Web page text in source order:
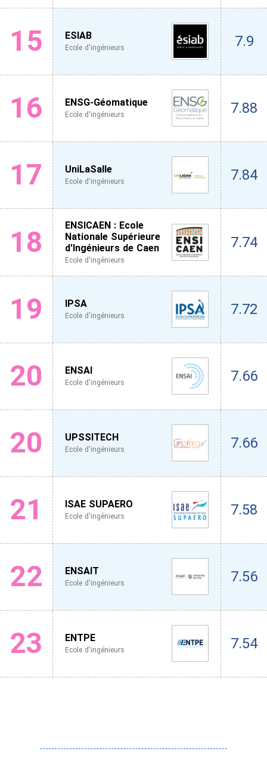
15 ESIAB
Ecole d'ingénieurs 7.9
16 ENSG-Géomatique
Ecole d'ingénieurs 7.88
17 UniLaSalle
Ecole d'ingénieurs 7.84
18
ENSICAEN : Ecole
Nationale Supérieure
d'Ingénieurs de Caen
Ecole d'ingénieurs
7.74
19 IPSA
Ecole d'ingénieurs 7.72
20 ENSAI
Ecole d'ingénieurs 7.66
20 UPSSITECH
Ecole d'ingénieurs 7.66
21 ISAE SUPAERO
Ecole d'ingénieurs 7.58
22 ENSAIT
Ecole d'ingénieurs 7.56
23 ENTPE
Ecole d'ingénieurs 7.54